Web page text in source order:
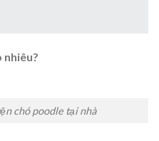
nhiêu?
chó poodle tại nhà